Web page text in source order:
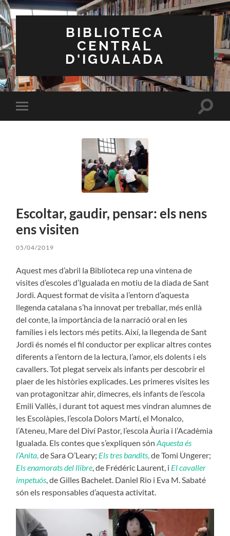
BIBLIOTECA
CENTRAL
D'IGUALADA
Toggle
mobile
Toggle
Escoltar, gaudir, pensar: els nens
ens visiten
05/04/2019
Aquest mes d’abril la Biblioteca rep una vintena de
visites d’escoles d’Igualada en motiu de la diada de Sant
Jordi. Aquest format de visita a l’entorn d’aquesta
llegenda catalana s’ha innovat per treballar, més enllà
del conte, la importància de la narració oral en les
famílies i els lectors més petits. Així, la llegenda de Sant
Jordi és només el fil conductor per explicar altres contes
diferents a l’entorn de la lectura, l’amor, els dolents i els
cavallers. Tot plegat serveix als infants per descobrir el
plaer de les històries explicades. Les primeres visites les
van protagonitzar ahir, dimecres, els infants de l’escola
Emili Vallès, i durant tot aquest mes vindran alumnes de
les Escolàpies, l’escola Dolors Martí, el Monalco,
l’Ateneu, Mare del Diví Pastor, l’escola Àuria i l’Acadèmia
Igualada. Els contes que s’expliquen sónAquesta és
l’Anita de Sara O’Leary; Els tres bandits ,de Tomi Ungerer;
Els enamorats del llibre , de Frédéric Laurent, i El cavaller
impetuós , de Gilles Bachelet. Daniel Rio i Eva M. Sabaté
són els responsables d’aquesta activitat.